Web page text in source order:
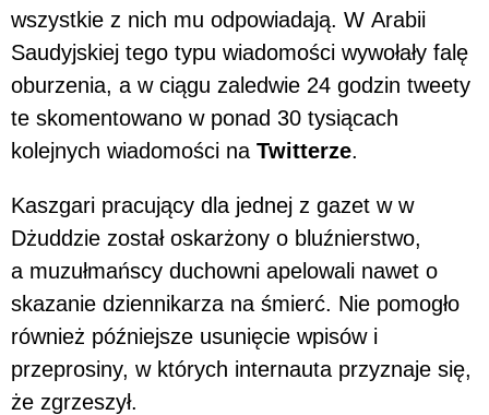
wszystkie z nich mu odpowiadają. W Arabii
Saudyjskiej tego typu wiadomości wywołały falę
oburzenia, a w ciągu zaledwie 24 godzin tweety
te skomentowano w ponad 30 tysiącach
kolejnych wiadomości na Twitterze.
Kaszgari pracujący dla jednej z gazet w w
Dżuddzie został oskarżony o bluźnierstwo,
a muzułmańscy duchowni apelowali nawet o
skazanie dziennikarza na śmierć. Nie pomogło
również późniejsze usunięcie wpisów i
przeprosiny, w których internauta przyznaje się,
że zgrzeszył.